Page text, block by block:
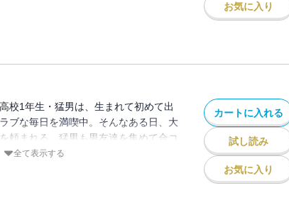
お気に入り
校1年生・猛男は、生まれて初めて出
ブな毎日を満喫中。そんなある日、大
頼まれる。猛男も男友達を集めて合コ
もちろんイケメンの砂川も参加。とこ
全て表示する
カートに入れる
試し読み
お気に入り